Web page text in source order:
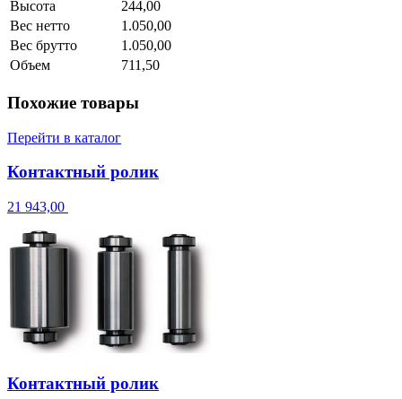
Высота
244,00
Вес нетто
1.050,00
Вес брутто
1.050,00
Объем
711,50
Похожие товары
Перейти в каталог
Контактный ролик
21 943,00
Контактный ролик